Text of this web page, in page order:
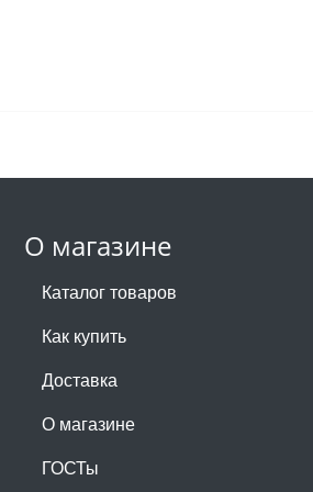
О магазине
Каталог товаров
Как купить
Доставка
О магазине
ГОСТы